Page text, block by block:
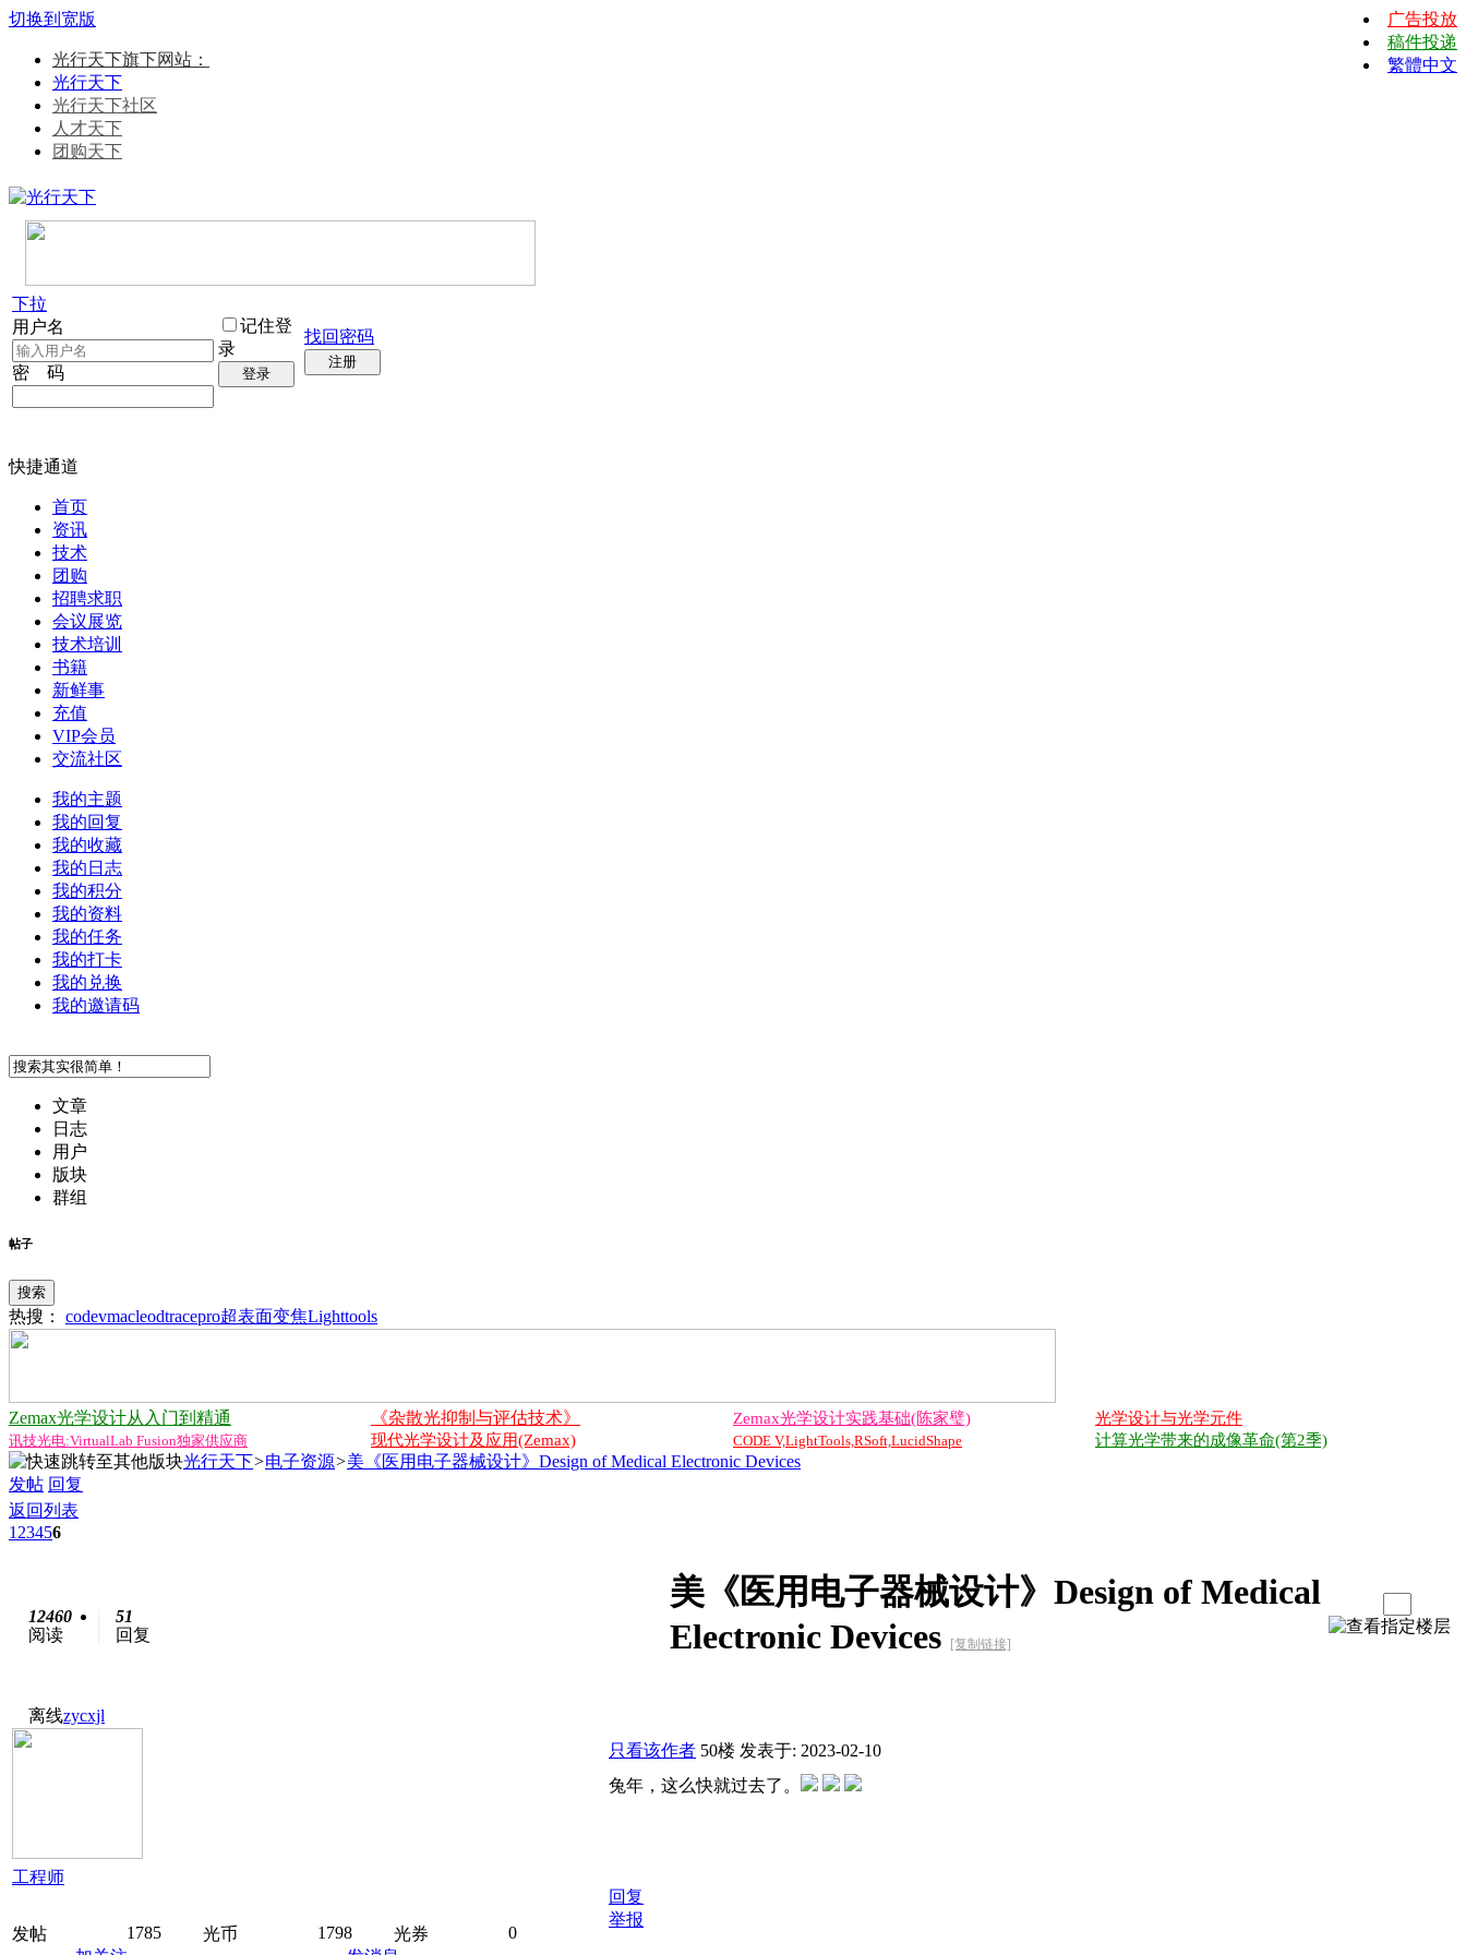
切换到宽版
广告投放
稿件投递
繁體中文
光行天下旗下网站：
光行天下
光行天下社区
人才天下
团购天下
下拉
用户名
密 码
记住登
录
登录
找回密码
注册
快捷通道
首页
资讯
技术
团购
招聘求职
会议展览
技术培训
书籍
新鲜事
充值
VIP会员
交流社区
我的主题
我的回复
我的收藏
我的日志
我的积分
我的资料
我的任务
我的打卡
我的兑换
我的邀请码
文章
日志
用户
版块
群组
帖子
搜索
热搜： codevmacleodtracepro超表面变焦Lighttools
Zemax光学设计从入门到精通 《杂散光抑制与评估技术》 Zemax光学设计实践基础(陈家璧) 光学设计与光学元件
讯技光电:VirtualLab Fusion独家供应商 现代光学设计及应用(Zemax) CODE V,LightTools,RSoft,LucidShape 计算光学带来的成像革命(第2季)
光行天下>电子资源>美《医用电子器械设计》Design of Medical Electronic Devices
发帖 回复
返回列表
1 23456
12460
阅读
51
回复
美《医用电子器械设计》Design of Medical
Electronic Devices
[复制链接]
离线zycxjl
工程师
发帖 1785 光币 1798 光券
0
只看该作者 50楼 发表于: 2023-02-10
兔年，这么快就过去了。
回复
举报